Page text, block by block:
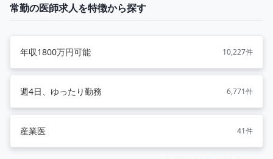
常勤の医師求人を特徴から探す
年収1800万円可能 10,227件
週4日、ゆったり勤務 6,771件
産業医 41件